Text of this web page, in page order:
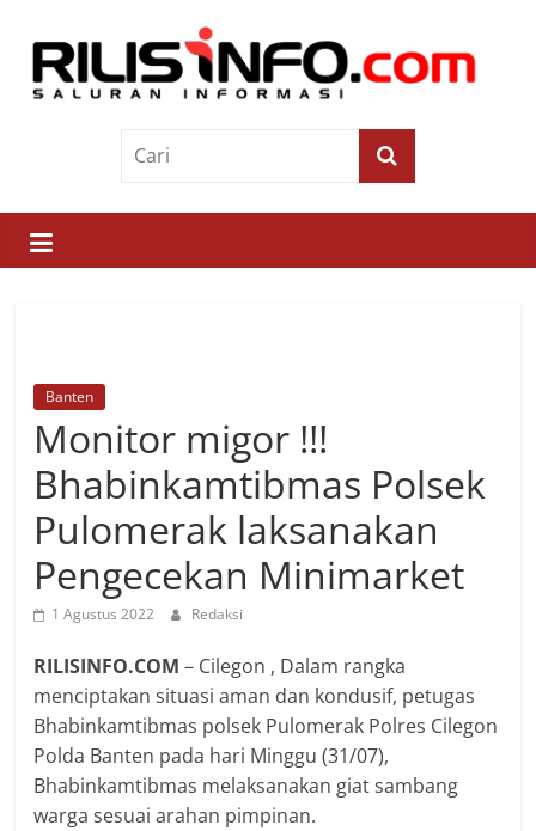
contentRilis
Saluran
Informasi
Banten
Monitor migor !!!
Bhabinkamtibmas Polsek
Pulomerak laksanakan
Pengecekan Minimarket
1 Agustus 2022 Redaksi
RILISINFO.COM – Cilegon , Dalam rangka
menciptakan situasi aman dan kondusif, petugas
Bhabinkamtibmas polsek Pulomerak Polres Cilegon
Polda Banten pada hari Minggu (31/07),
Bhabinkamtibmas melaksanakan giat sambang
warga sesuai arahan pimpinan.